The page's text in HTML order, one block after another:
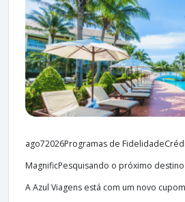
ago72026Programas de
MagnificPesquisando o próximo
A Azul Viagens está com um novo